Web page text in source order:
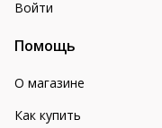
Войти
Помощь
О магазине
Как купить